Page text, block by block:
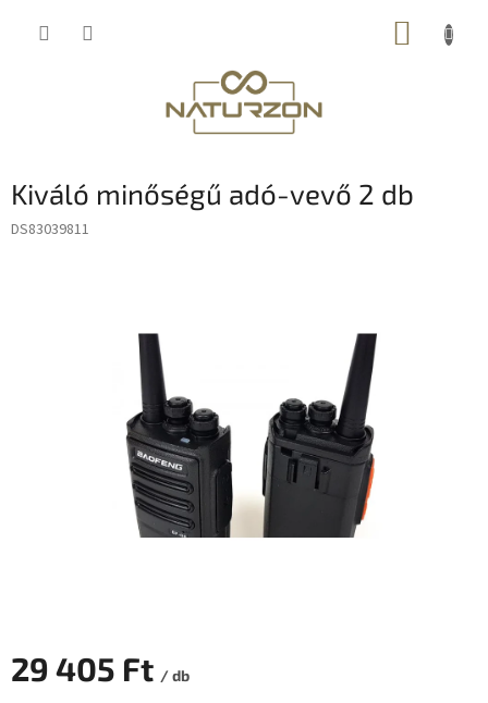
KOSÁR
Kiváló minőségű adó-vevő 2 db
DS83039811
29 405 Ft / db